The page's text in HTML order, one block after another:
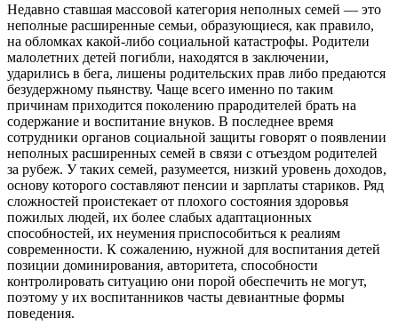
Недавно ставшая массовой категория неполных семей — это
неполные расширенные семьи, образующиеся, как правило,
на обломках какой-либо социальной катастрофы. Родители
малолетних детей погибли, находятся в заключении,
ударились в бега, лишены родительских прав либо предаются
безудержному пьянству. Чаще всего именно по таким
причинам приходится поколению прародителей брать на
содержание и воспитание внуков. В последнее время
сотрудники органов социальной защиты говорят о появлении
неполных расширенных семей в связи с отъездом родителей
за рубеж. У таких семей, разумеется, низкий уровень доходов,
основу которого составляют пенсии и зарплаты стариков. Ряд
сложностей проистекает от плохого состояния здоровья
пожилых людей, их более слабых адаптационных
способностей, их неумения приспособиться к реалиям
современности. К сожалению, нужной для воспитания детей
позиции доминирования, авторитета, способности
контролировать ситуацию они порой обеспечить не могут,
поэтому у их воспитанников часты девиантные формы
поведения.